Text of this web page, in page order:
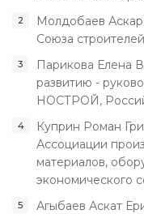
Молдобаев
Союза
Парикова Елена
развитию -
НОСТРОЙ,
Куприн Роман
Ассоциации
материалов,
экономического
Агыбаев Аскат